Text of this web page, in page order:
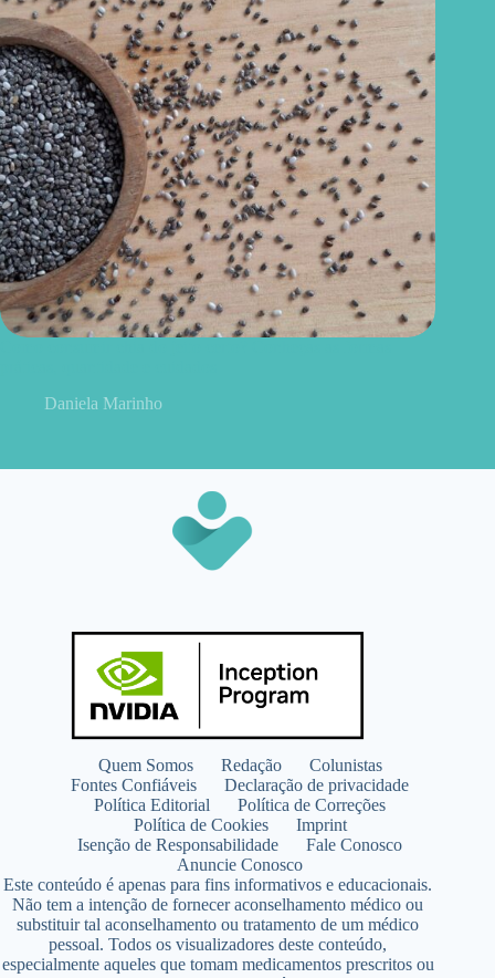
Daniela Marinho
Quem Somos Redação
Colunistas
Fontes Confiáveis
Declaração de privacidade
Política Editorial
Política de Correções
Política de Cookies
Imprint
Isenção de Responsabilidade
Fale Conosco
Anuncie Conosco
Este conteúdo é apenas para fins informativos e educacionais.
Não tem a intenção de fornecer aconselhamento médico ou
substituir tal aconselhamento ou tratamento de um médico
pessoal. Todos os visualizadores deste conteúdo,
especialmente aqueles que tomam medicamentos prescritos ou